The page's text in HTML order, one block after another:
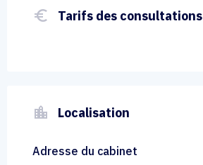
euro_symbol Tarifs des consultations
location_city Localisation
Adresse du cabinet